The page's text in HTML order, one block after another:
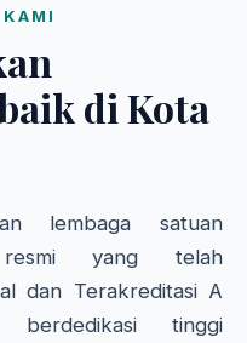
di Kota
lembaga satuan
resmi yang telah
dan Terakreditasi A
tinggi